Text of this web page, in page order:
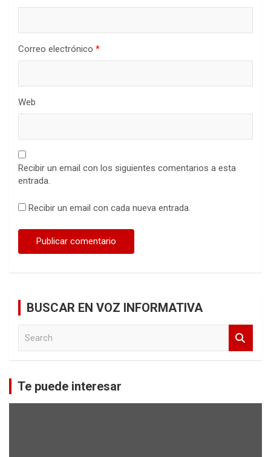
Correo electrónico *
Web
Recibir un email con los siguientes comentarios a esta
entrada.
Recibir un email con cada nueva entrada.
BUSCAR EN VOZ INFORMATIVA
c
h
Te puede interesar